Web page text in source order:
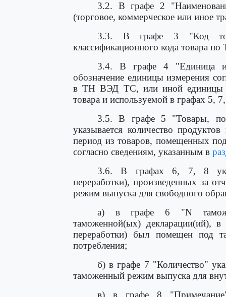
3.2. В графе 2
(торговое, коммерческое или иное
3.3. В графе 3 "Код
классификационного кода товара
3.4. В графе 4 "Единица
обозначение единицы измерения
в ТН ВЭД ТС, или иной единицы
товара и используемой в графах 5,
3.5. В графе 5 "Товары,
указывается количество
период из товаров, помещенных
согласно сведениям, указанным в
3.6. В графах 6, 7, 8
переработки), произведенных за
режим выпуска для свободного
а) в графе 6 "N
таможенной(ых) декларации(ий), в
переработки) был помещен под
потребления;
б) в графе 7 "Количество"
таможенный режим выпуска для
в) в графе 8 "Примечание"